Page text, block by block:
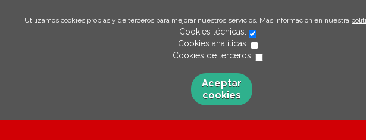
Utilizamos cookies propias y de terceros para mejorar nuestros servicios. Más información en nuestra
Cookies técnicas:
Cookies analíticas:
Cookies de terceros:
Aceptar
cookies